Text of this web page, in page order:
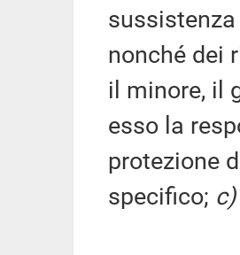
nonché dei
il minore, il
esso la
protezione
specifico; c)